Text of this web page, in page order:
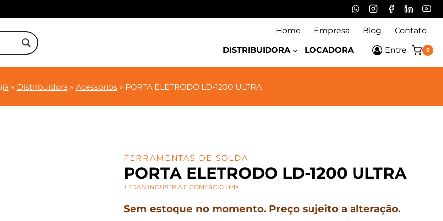
Home Empresa Blog Contato
DISTRIBUIDORA LOCADORA Entre 0
» Distribuidora » Acessorios» PORTA ELETRODO LD-1200 ULTRA
FERRAMENTAS DE SOLDA
PORTA ELETRODO LD-1200 ULTRA
LEDAN INDUSTRIA E COMERCIO Ltda
Sem estoque no momento. Preço sujeito a alteração.